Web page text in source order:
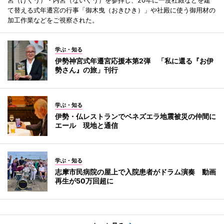
て替える式年遷宮の行事「御木曳（おきひき）」や社殿に使う御用材の
加工作業などをご視察された。
学ぶ・知る
伊勢神宮式年遷宮応援本第2弾 「私に還る『お伊
勢さん』の旅」刊行
学ぶ・知る
伊勢・仏レストランでベネズエラ地震被災の仲間に
エール 現地と通信
学ぶ・知る
志摩市民病院の屋上で入院患者がドラム演奏 動画
再生が50万回超に